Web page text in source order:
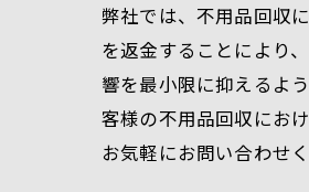
弊社では、不用品回収
を返金することにより
響を最小限に抑えるよ
客様の不用品回収にお
お気軽にお問い合わせく